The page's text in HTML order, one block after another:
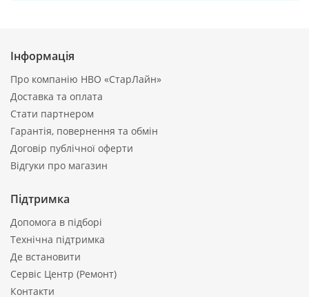
Інформація
Про компанію НВО «СтарЛайн»
Доставка та оплата
Стати партнером
Гарантія, повернення та обмін
Договір публічної оферти
Відгуки про магазин
Підтримка
Допомога в підборі
Технічна підтримка
Де встановити
Сервіс Центр (Ремонт)
Контакти